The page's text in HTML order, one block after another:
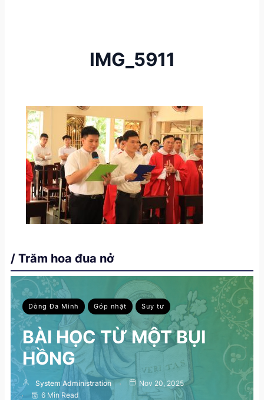
IMG_5911
/ Trăm hoa đua nở
Dòng Đa Minh Góp nhặt Suy tư
BÀI HỌC TỪ MỘT BỤI
HỒNG
System Administration
Nov 20, 2025
6 Min Read